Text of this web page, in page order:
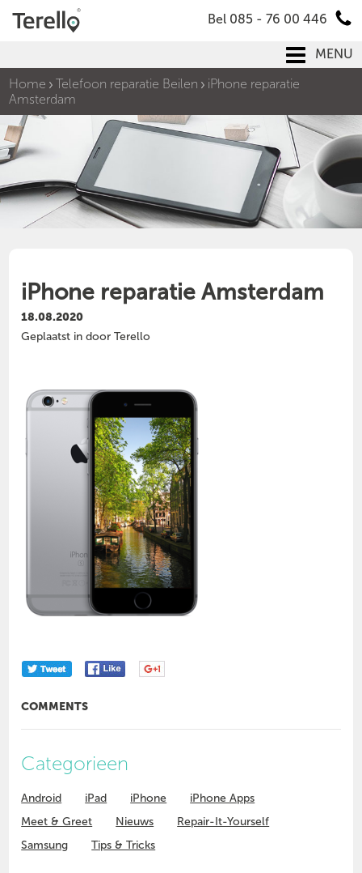
Bel 085 - 76 00 446
MENU
Home
Telefoon reparatie Beilen
iPhone reparatie
Amsterdam
iPhone reparatie Amsterdam
18.08.2020
Geplaatst in door Terello
COMMENTS
Categorieen
Android iPad iPhone
iPhone Apps
Meet & Greet
Nieuws
Repair-It-Yourself
Samsung
Tips & Tricks